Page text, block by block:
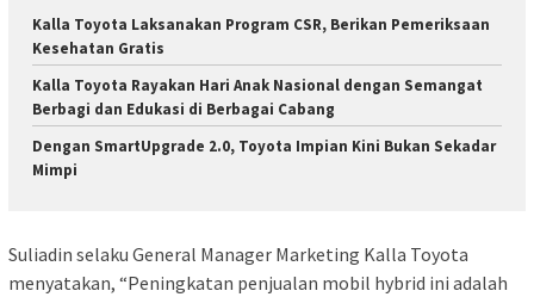
Kalla Toyota Laksanakan Program CSR, Berikan Pemeriksaan
Kesehatan Gratis
Kalla Toyota Rayakan Hari Anak Nasional dengan Semangat
Berbagi dan Edukasi di Berbagai Cabang
Dengan SmartUpgrade 2.0, Toyota Impian Kini Bukan Sekadar
Mimpi
Suliadin selaku General Manager Marketing Kalla Toyota
menyatakan, “Peningkatan penjualan mobil hybrid ini adalah